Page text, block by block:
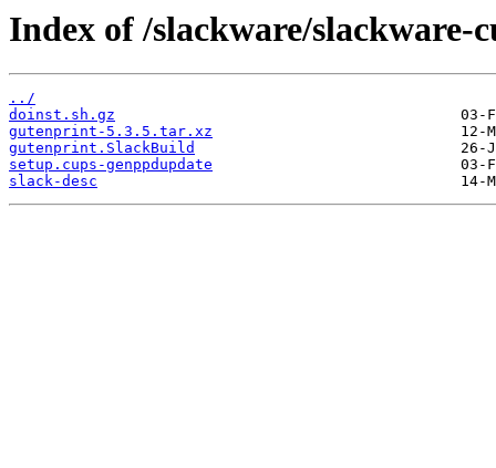
Index of /slackware/
../
doinst.sh.gz
gutenprint-5.3.5.tar.xz
gutenprint.SlackBuild
setup.cups-genppdupdate
slack-desc